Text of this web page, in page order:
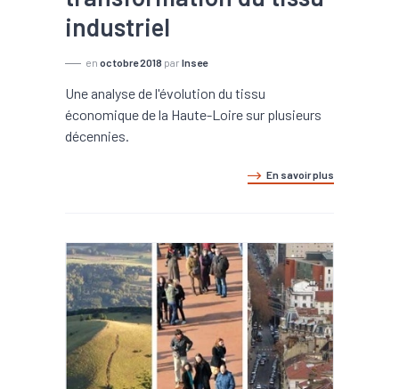
industriel
en octobre 2018 par Insee
Une analyse de l'évolution du tissu
économique de la Haute-Loire sur plusieurs
décennies.
En savoir plus